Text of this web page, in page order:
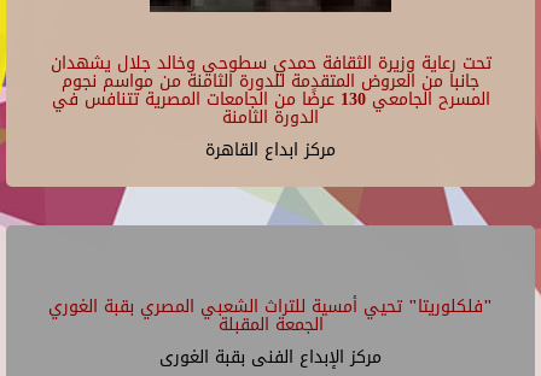
تحت رعاية وزيرة الثقافة حمدي سطوحي وخالد جلال يشهدان
جانبا من العروض المتقدمة للدورة الثامنة من مواسم نجوم
المسرح الجامعي 130 عرضًا من الجامعات المصرية تتنافس في
الدورة الثامنة
مركز ابداع القاهرة
"فلكلوريتا" تحيي أمسية للتراث الشعبي المصري بقبة الغوري
الجمعة المقبلة
مركز الإبداع الفنى بقبة الغورى